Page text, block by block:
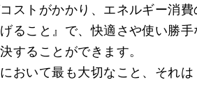
ストがかかり、エネルギー消費
ること』で、快適さや使い勝
することができます。
おいて最も大切なこと、それ